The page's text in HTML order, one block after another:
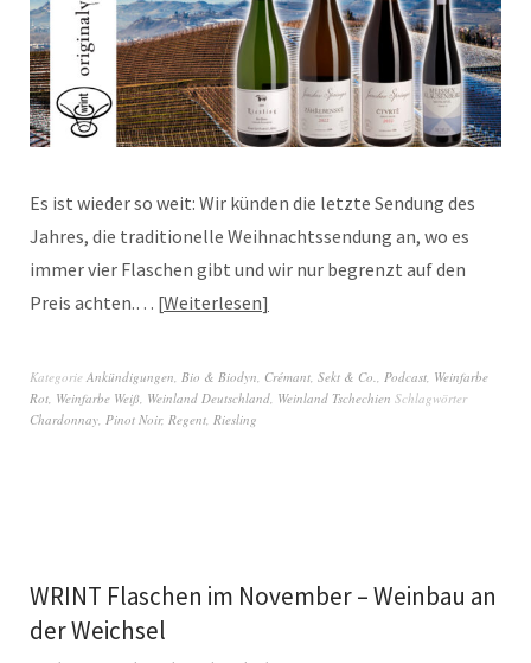
Es ist wieder so weit: Wir künden die letzte Sendung des
Jahres, die traditionelle Weihnachtssendung an, wo es
immer vier Flaschen gibt und wir nur begrenzt auf den
Preis achten.… Weiterlesen
Kategorie Ankündigungen, Bio & Biodyn, Crémant, Sekt & Co., Podcast, Weinfarbe
Rot, Weinfarbe Weiß, Weinland Deutschland, Weinland Tschechien Schlagwörter
Chardonnay, Pinot Noir, Regent, Riesling
WRINT Flaschen im November – Weinbau an
der Weichsel